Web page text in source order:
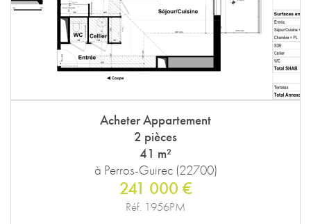
Acheter Appartement
2 pièces
41 m²
à Perros-Guirec (22700)
241 000 €
Réf. 1956PM